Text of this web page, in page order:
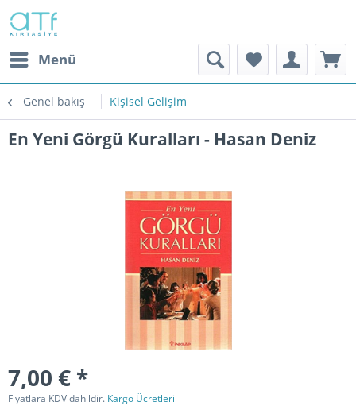
Menü
Genel bakış Kişisel Gelişim
En Yeni Görgü Kuralları - Hasan Deniz
7,00 € *
Fiyatlara KDV dahildir. Kargo Ücretleri